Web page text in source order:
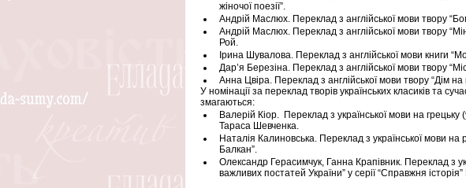
жіночої поезії”.
Андрій Маслюх. Переклад з англійської мови твору
Андрій Маслюх. Переклад з англійської мови твору
Рой.
Ірина Шувалова. Переклад з англійської мови книги
Дар’я Березіна. Переклад з англійської мови твору
Анна Цвіра. Переклад з англійської мови твору “Дім
У номінації за переклад творів українських класиків та
змагаються:
Валерій Кіор.  Переклад з української мови на
Тараса Шевченка.
Наталія Калиновська. Переклад з української мови на
Балкан”.
Олександр Герасимчук, Ганна Крапівник. Переклад з
важливих постатей України” у серії “Справжня